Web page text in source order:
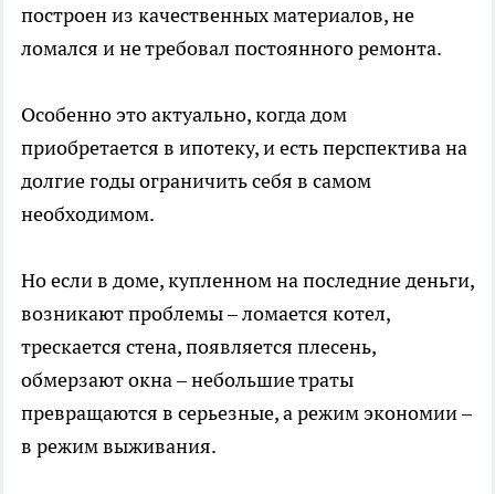
построен из качественных материалов, не
ломался и не требовал постоянного ремонта.
Особенно это актуально, когда дом
приобретается в ипотеку, и есть перспектива на
долгие годы ограничить себя в самом
необходимом.
Но если в доме, купленном на последние деньги,
возникают проблемы – ломается котел,
трескается стена, появляется плесень,
обмерзают окна – небольшие траты
превращаются в серьезные, а режим экономии –
в режим выживания.